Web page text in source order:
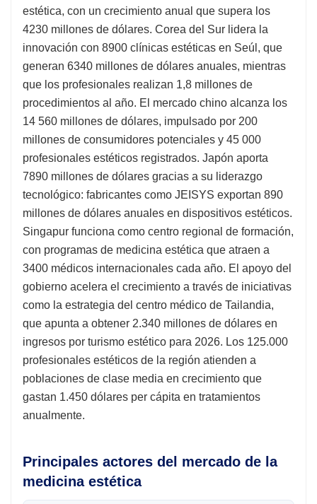
estética, con un crecimiento anual que supera los
4230 millones de dólares. Corea del Sur lidera la
innovación con 8900 clínicas estéticas en Seúl, que
generan 6340 millones de dólares anuales, mientras
que los profesionales realizan 1,8 millones de
procedimientos al año. El mercado chino alcanza los
14 560 millones de dólares, impulsado por 200
millones de consumidores potenciales y 45 000
profesionales estéticos registrados. Japón aporta
7890 millones de dólares gracias a su liderazgo
tecnológico: fabricantes como JEISYS exportan 890
millones de dólares anuales en dispositivos estéticos.
Singapur funciona como centro regional de formación,
con programas de medicina estética que atraen a
3400 médicos internacionales cada año. El apoyo del
gobierno acelera el crecimiento a través de iniciativas
como la estrategia del centro médico de Tailandia,
que apunta a obtener 2.340 millones de dólares en
ingresos por turismo estético para 2026. Los 125.000
profesionales estéticos de la región atienden a
poblaciones de clase media en crecimiento que
gastan 1.450 dólares per cápita en tratamientos
anualmente.
Principales actores del mercado de la
medicina estética